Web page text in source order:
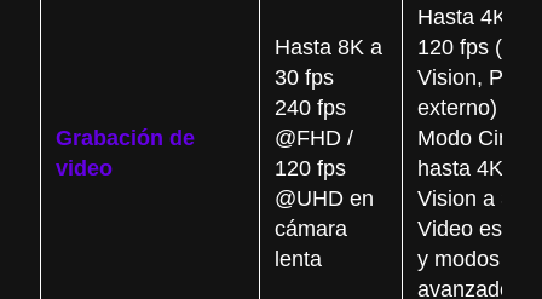
Grabación de
video
Hasta 8K a
30 fps
240 fps
@FHD /
120 fps
@UHD en
cámara
lenta
Hasta 4K a
120 fps
Vision,
externo)
Modo Cine
hasta 4K
Vision a 30
Video
y modos
avanzados